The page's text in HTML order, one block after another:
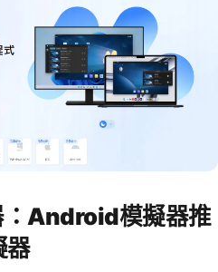
：Android模擬器推
器